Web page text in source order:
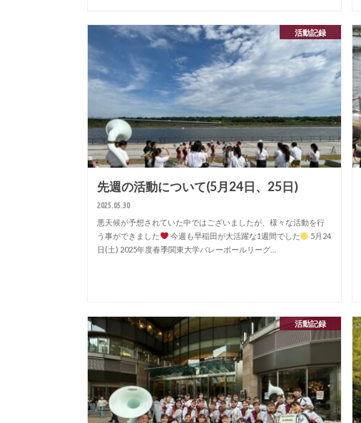
活動記録
先週の活動について(5月24日、25日)
2025.05.30
悪天候が予想されていた中ではございましたが、様々な活動を行
う事ができました
今週も早稲田が大活躍な1週間でした
5月24
日(土) 2025年度春季関東大学バレーボールリーグ…
活動記録